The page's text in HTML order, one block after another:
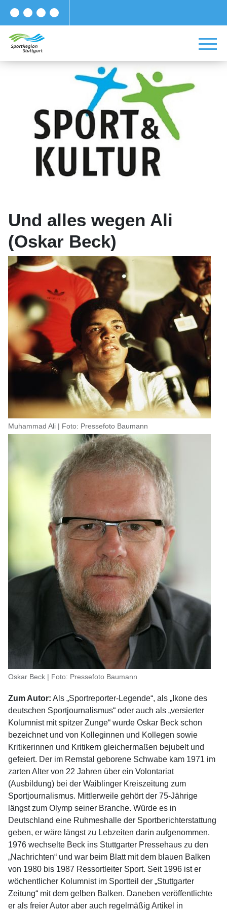
Und alles wegen Ali
(Oskar Beck)
Muhammad Ali | Foto: Pressefoto Baumann
Oskar Beck | Foto: Pressefoto Baumann
Zum Autor: Als „Sportreporter-Legende“, als „Ikone des
deutschen Sportjournalismus“ oder auch als „versierter
Kolumnist mit spitzer Zunge“ wurde Oskar Beck schon
bezeichnet und von Kolleginnen und Kollegen sowie
Kritikerinnen und Kritikern gleichermaßen bejubelt und
gefeiert. Der im Remstal geborene Schwabe kam 1971 im
zarten Alter von 22 Jahren über ein Volontariat
(Ausbildung) bei der Waiblinger Kreiszeitung zum
Sportjournalismus. Mittlerweile gehört der 75-Jährige
längst zum Olymp seiner Branche. Würde es in
Deutschland eine Ruhmeshalle der Sportberichterstattung
geben, er wäre längst zu Lebzeiten darin aufgenommen.
1976 wechselte Beck ins Stuttgarter Pressehaus zu den
„Nachrichten“ und war beim Blatt mit dem blauen Balken
von 1980 bis 1987 Ressortleiter Sport. Seit 1996 ist er
wöchentlicher Kolumnist im Sportteil der „Stuttgarter
Zeitung“ mit dem gelben Balken. Daneben veröffentlichte
er als freier Autor aber auch regelmäßig Artikel in